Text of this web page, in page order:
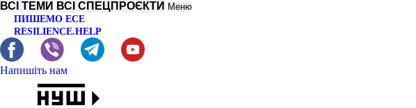
ВСІ ТЕМИ ВСІ СПЕЦПРОЄКТИ Меню
ПИШЕМО ЕСЕ
RESILIENCE.HELP
Напишіть нам